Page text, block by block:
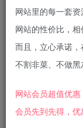
网站里的每一套
网站的性价比，相
而且，立心承诺，
不割非菜、不做黑
网站会员超值优惠
会员先到先得，优